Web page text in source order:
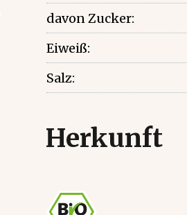
davon Zucker:
Eiweiß:
Salz:
Herkunft